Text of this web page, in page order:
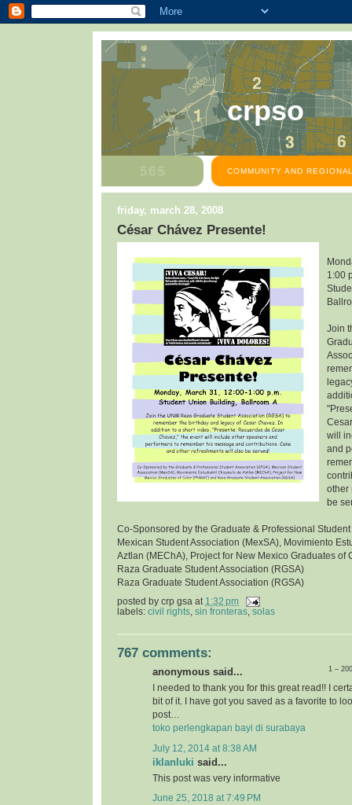
crpso
COMMUNITY AND
friday, march 28, 2008
César Chávez Presente!
1:00
Join
will
and
other
be
Co-Sponsored by the Graduate & Professional
Mexican Student Association (MexSA), Movimiento
Aztlan (MEChA), Project for New Mexico Graduates of
Raza Graduate Student Association (RGSA)
Raza Graduate Student Association (RGSA)
posted by crp gsa at 1:32 pm
labels: civil rights sin fronteras solas
767 comments:
1 –
anonymous said...
I needed to thank you for this great read!! I
bit of it. I have got you saved as a favorite to
post…
toko perlengkapan bayi di surabaya
July 12, 2014 at 8:38 AM
iklanluki said...
This post was very informative
June 25, 2018 at 7:49 PM